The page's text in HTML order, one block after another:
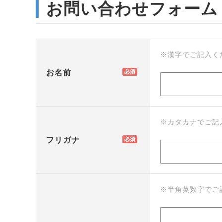
お問い合わせフォーム
お名前
※漢字でご記入く
フリガナ
※カタカナでご記
※半角英数字でご